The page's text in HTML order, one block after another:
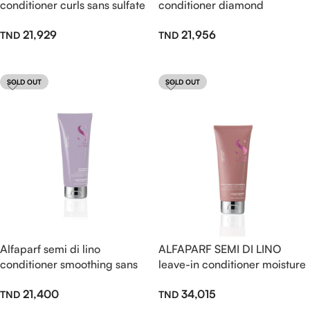
conditioner curls sans sulfate
21,929
conditioner diamond
200ml21,956
SOLD OUT
Alfaparf semi di lino
conditioner smoothing sans
21,400
SOLD OUT
ALFAPARF SEMI DI LINO
leave-in conditioner moisture
34,015